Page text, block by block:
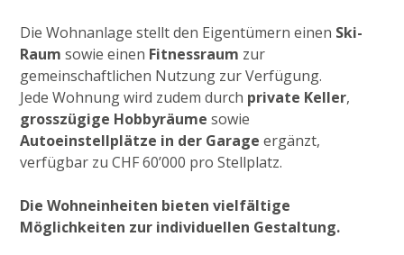
Die Wohnanlage stellt den Eigentümern einen Ski-
Raum sowie einen Fitnessraum zur
gemeinschaftlichen Nutzung zur Verfügung.
Jede Wohnung wird zudem durch private Keller,
grosszügige Hobbyräume sowie
Autoeinstellplätze in der Garage ergänzt,
verfügbar zu CHF 60’000 pro Stellplatz.
Die Wohneinheiten bieten vielfältige
Möglichkeiten zur individuellen Gestaltung.